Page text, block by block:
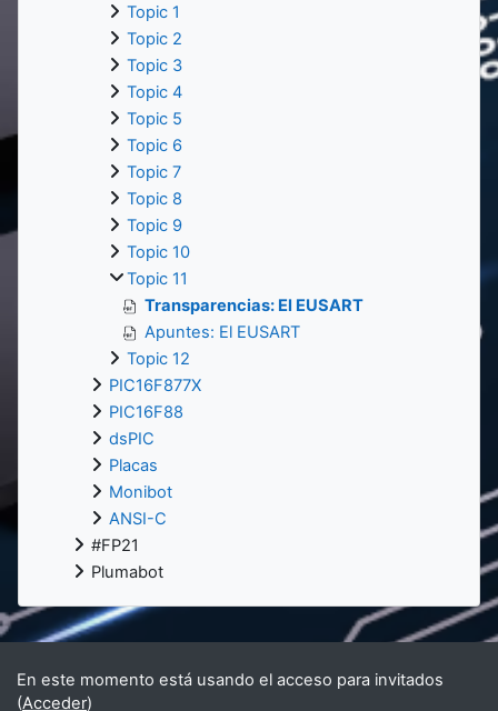
Topic 1
Topic 2
Topic 3
Topic 4
Topic 5
Topic 6
Topic 7
Topic 8
Topic 9
Topic 10
Topic 11
Transparencias: El EUSART
Apuntes: El EUSART
Topic 12
PIC16F877X
PIC16F88
dsPIC
Placas
Monibot
ANSI-C
#FP21
Plumabot
En este momento está usando el acceso para invitados
(Acceder)